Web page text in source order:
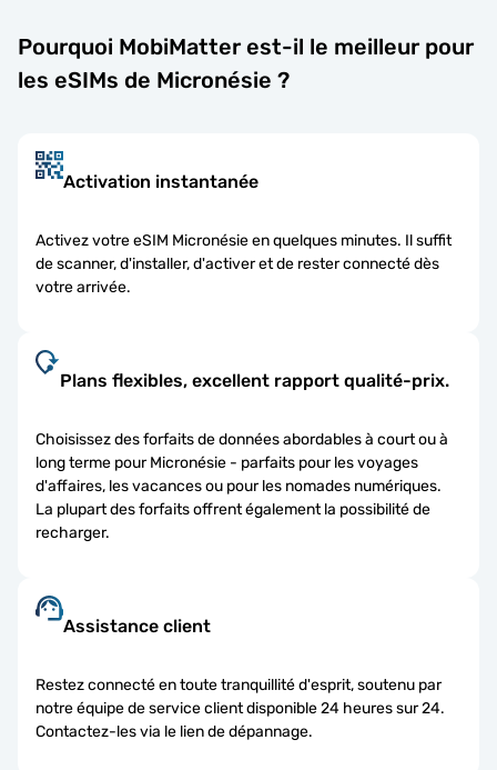
Pourquoi MobiMatter est-il le meilleur pour
les eSIMs de Micronésie ?
Activation instantanée
Activez votre eSIM Micronésie en quelques minutes. Il suffit
de scanner, d'installer, d'activer et de rester connecté dès
votre arrivée.
Plans flexibles, excellent rapport qualité-prix.
Choisissez des forfaits de données abordables à court ou à
long terme pour Micronésie - parfaits pour les voyages
d'affaires, les vacances ou pour les nomades numériques.
La plupart des forfaits offrent également la possibilité de
recharger.
Assistance client
Restez connecté en toute tranquillité d'esprit, soutenu par
notre équipe de service client disponible 24 heures sur 24.
Contactez-les via le lien de dépannage.